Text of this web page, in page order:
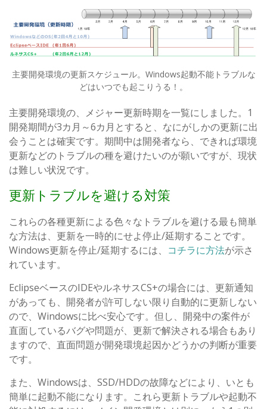
主要開発環境の更新スケジュール。Windows起動不能トラブルな
どはいつでも起こりうる！。
主要開発環境の、メジャー更新時期を一覧にしました。1
開発期間が3カ月～6カ月とすると、なにがしかの更新に出
会うことは確実です。期間中は開発者なら、できれば環境
更新などのトラブルの種を避けたいのが願いですが、現状
は難しい状況です。
更新トラブルを避ける対策
これらの各種更新による色々なトラブルを避ける最も簡単
な方法は、更新を一時的にせよ停止/延期することです。
Windows更新を停止/延期するには、 コチラに方法が示さ
れています。
EclipseベースのIDEやルネサスCS+の場合には、更新通知
があっても、開発者が許可しない限り自動的に更新しない
ので、Windowsに比べ安心です。但し、開発中の案件が
直面しているバグや問題が、更新で解決される場合もあり
ますので、直面問題が開発環境起因かどうかの判断が重要
です。
また、Windowsは、SSD/HDDの故障などにより、いとも
簡単に起動不能になります。これら更新トラブルや起動不